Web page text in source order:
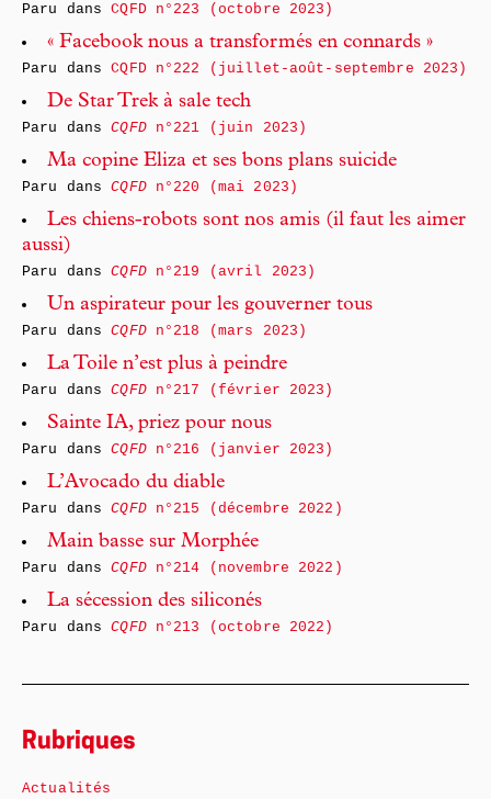
Paru dansCQFD n°223 (octobre 2023)
« Facebook nous a transformés en connards »
Paru dansCQFD n°222 (juillet-août-septembre 2023)
De Star Trek à sale tech
Paru dansCQFDn°221 (juin 2023)
Ma copine Eliza et ses bons plans suicide
Paru dansCQFDn°220 (mai 2023)
Les chiens-robots sont nos amis (il faut les aimer
aussi)
Paru dansCQFDn°219 (avril 2023)
Un aspirateur pour les gouverner tous
Paru dansCQFDn°218 (mars 2023)
La Toile n’est plus à peindre
Paru dansCQFDn°217 (février 2023)
Sainte IA, priez pour nous
Paru dansCQFDn°216 (janvier 2023)
L’Avocado du diable
Paru dansCQFDn°215 (décembre 2022)
Main basse sur Morphée
Paru dansCQFDn°214 (novembre 2022)
La sécession des siliconés
Paru dansCQFDn°213 (octobre 2022)
Rubriques
Actualités